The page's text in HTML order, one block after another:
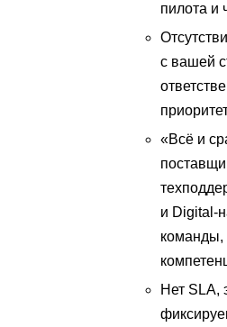
пилота и
с вашей
«Всё и
и Digital-
команды,
Нет SLA,